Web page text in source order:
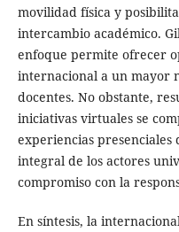
movilidad física y
intercambio académico.
enfoque permite ofrecer
internacional a un mayor
docentes. No obstante,
iniciativas virtuales se
experiencias
integral de los actores
compromiso con la
En síntesis, la